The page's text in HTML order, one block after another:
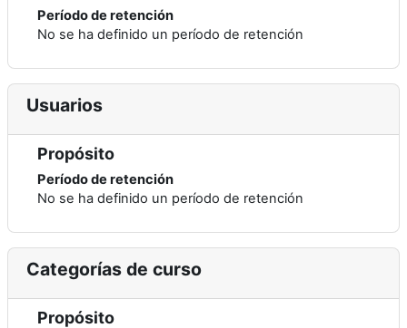
Período de retención
No se ha definido un período de retención
Usuarios
Propósito
Período de retención
No se ha definido un período de retención
Categorías de curso
Propósito